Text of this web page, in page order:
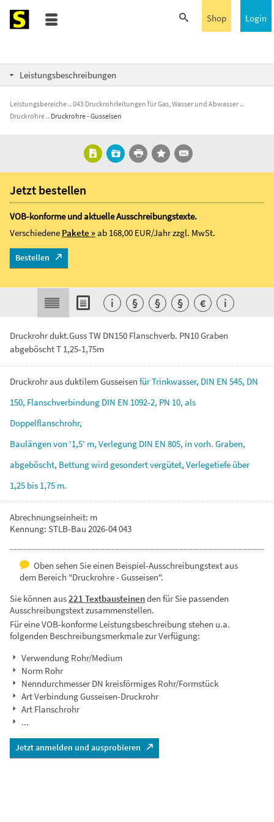
Login
Shop
Leistungsbeschreibungen
Leistungsbereiche
043 Druckrohrleitungen für Gas, Wasser und Abwasser
Druckrohre
Druckrohre - Gusseisen
Druckrohr dukt.Guss TW DN150 Flanschverb. PN10 Graben
abgeböscht T 1,25-1,75m
DruckrohrausduktilemGusseisen fürTrinkwasser, DIN EN 545, DN
150, Flanschverbindung DIN EN 1092-2, PN 10, als
Doppelflanschrohr,
Baulängen von '1,5' m, Verlegung DIN EN 805, in vorh. Graben,
abgeböscht, Bettungwird gesondertvergütet, Verlegetiefe über
1,25 bis 1,75 m.
Abrechnungseinheit: m
Kennung: STLB-Bau 2026-04 043
Oben sehen Sie einen Beispiel-Ausschreibungstext aus
dem Bereich "Druckrohre - Gusseisen".
Sie können aus221 Textbausteinenden für Sie passenden
Ausschreibungstext zusammenstellen.
Für eine VOB-konforme Leistungsbeschreibung stehen u.a.
folgenden Beschreibungsmerkmale zur Verfügung:
Verwendung Rohr/Medium
Norm Rohr
Nenndurchmesser DN kreisförmiges Rohr/Formstück
Art Verbindung Gusseisen-Druckrohr
Art Flanschrohr
...
Jetzt anmelden und ausprobieren
Jetzt bestellen
VOB-konforme und aktuelle Ausschreibungstexte.
Verschiedene Pakete »ab 168,00 EUR/Jahrzzgl. MwSt.
Bestellen
i § § § € i